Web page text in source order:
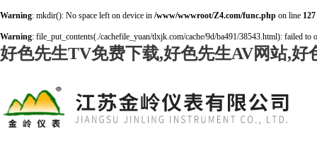
Warning: mkdir(): No space left on device in /www/wwwroot/Z4.com/func.php on line 127
Warning: file_put_contents(./cachefile_yuan/tlxjk.com/cache/9d/ba491/38543.html): failed
好色先生TV免费下载,好色先生AV网站,